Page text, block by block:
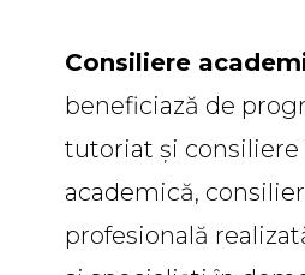
Consiliere
beneficiază de
tutoriat și consiliere
academică,
profesională